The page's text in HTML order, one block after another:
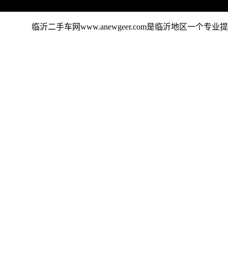
临沂二手车网www.anewgeer.com是临沂地区一个专